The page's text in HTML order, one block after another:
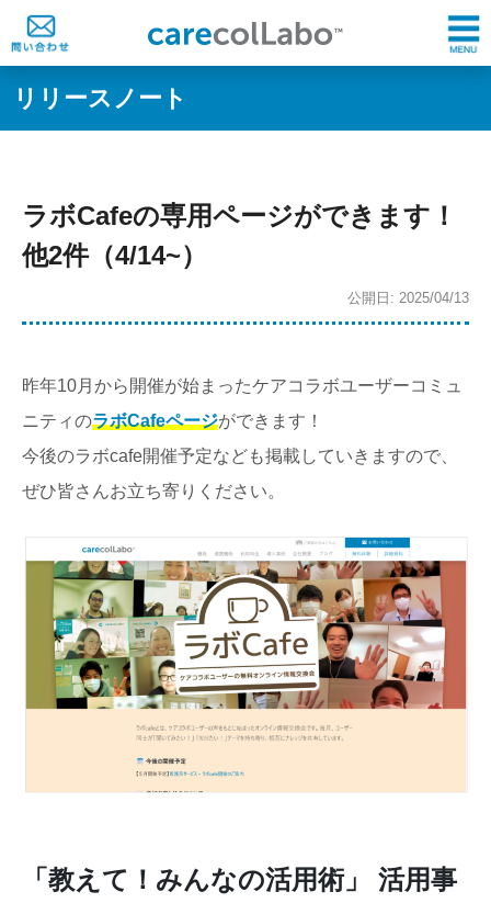
リリースノート
ラボCafeの専用ページができます！
他2件（4/14~）
公開日: 2025/04/13
昨年10月から開催が始まったケアコラボユーザーコミュ
ニティのラボCafeページができます！
今後のラボcafe開催予定なども掲載していきますので、
ぜひ皆さんお立ち寄りください。
「教えて！みんなの活用術」 活用事